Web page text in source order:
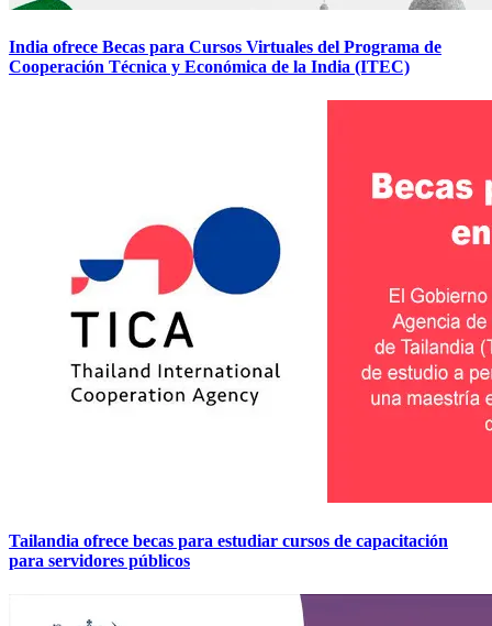
India ofrece Becas para Cursos Virtuales del Programa de
Cooperación Técnica y Económica de la India (ITEC)
Tailandia ofrece becas para estudiar cursos de capacitación
para servidores públicos